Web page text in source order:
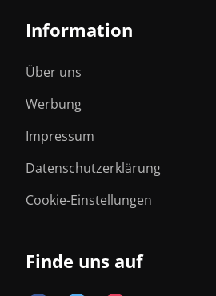
Information
Über uns
Werbung
Impressum
Datenschutzerklärung
Cookie-Einstellungen
Finde uns auf